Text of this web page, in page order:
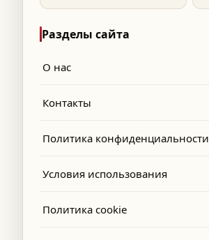
Разделы сайта
О нас
Контакты
Политика конфиденциальности
Условия использования
Политика cookie